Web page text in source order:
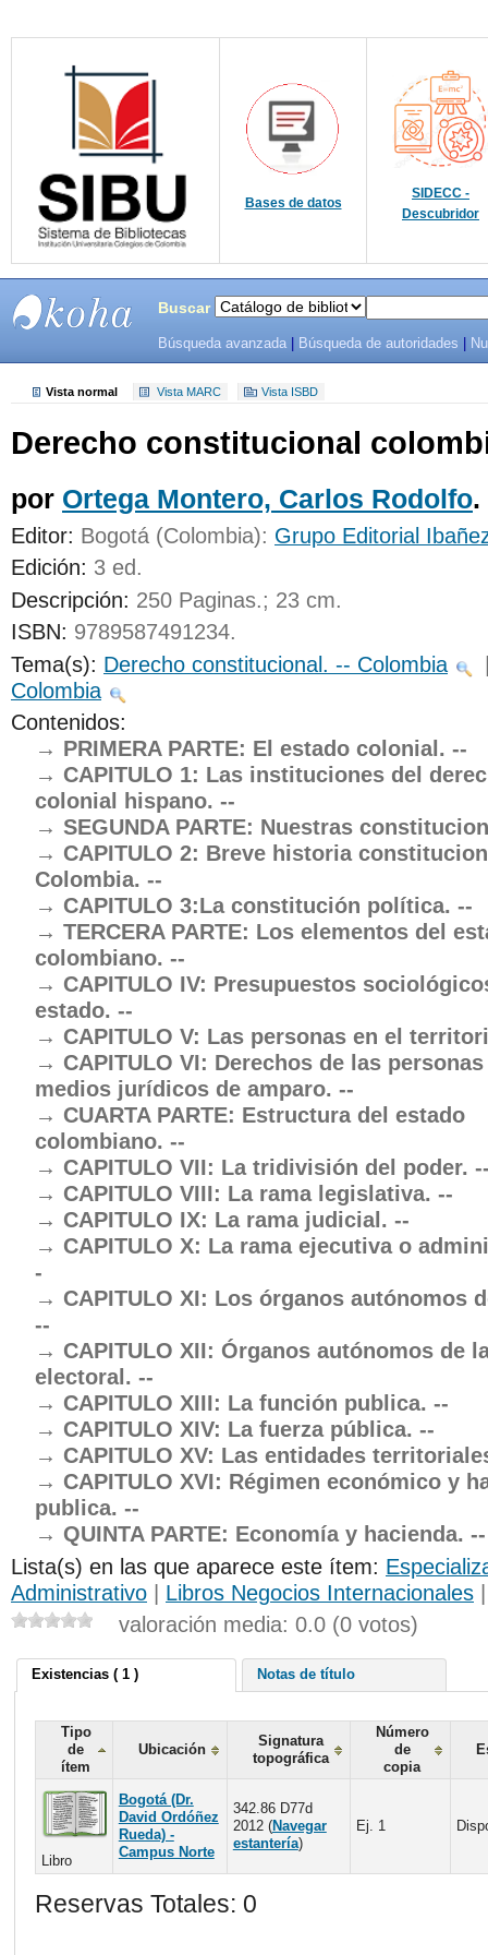
Bases de datos
SIDECC -
Descubridor
SISTEMAS
DE
UNICOC
Buscar
Búsqueda avanzada Búsqueda de autoridades
Vista normal Vista MARC Vista ISBD
Derecho constitucional
por Ortega Montero, Carlos Rodolfo.
Editor: Bogotá (Colombia): Grupo Editorial
Edición: 3 ed.
Descripción: 250 Paginas.; 23 cm.
ISBN: 9789587491234.
Tema(s): Derecho constitucional. -- Colombia
Colombia
Contenidos:
PRIMERA PARTE: El estado colonial. --
CAPITULO 1: Las instituciones del
colonial hispano. --
SEGUNDA PARTE: Nuestras
CAPITULO 2: Breve historia
Colombia. --
CAPITULO 3:La constitución política. --
TERCERA PARTE: Los elementos del
colombiano. --
CAPITULO IV: Presupuestos
estado. --
CAPITULO V: Las personas en el
CAPITULO VI: Derechos de las
medios jurídicos de amparo. --
CUARTA PARTE: Estructura del estado
colombiano. --
CAPITULO VII: La tridivisión del poder.
CAPITULO VIII: La rama legislativa. --
CAPITULO IX: La rama judicial. --
CAPITULO X: La rama ejecutiva o
-
CAPITULO XI: Los órganos autónomos
--
CAPITULO XII: Órganos autónomos de
electoral. --
CAPITULO XIII: La función publica. --
CAPITULO XIV: La fuerza pública. --
CAPITULO XV: Las entidades
CAPITULO XVI: Régimen económico y
publica. --
QUINTA PARTE: Economía y hacienda. --
Lista(s) en las que aparece este ítem:
Administrativo
Libros Negocios Internacionales
valoración media: 0.0 (0 votos)
Existencias ( 1 ) Notas de título
Tipo
de
ítem
Ubicación
Signatura
topográfica
Número
de
copia
Libro
Bogotá (Dr.
David Ordóñez
Rueda) -
Campus Norte
342.86 D77d
2012 (Navegar
estantería)
Ej. 1
Reservas Totales: 0